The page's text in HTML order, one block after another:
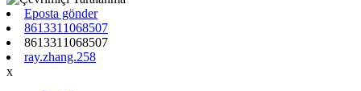
Eposta gönder
8613311068507
8613311068507
ray.zhang.258
x